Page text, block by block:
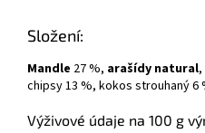
Složení:
Mandle 27 %, arašídy natural
chipsy 13 %, kokos strouhaný 6
Výživové údaje na 100 g